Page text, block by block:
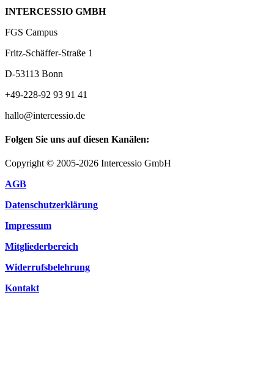
INTERCESSIO GMBH
FGS Campus
Fritz-Schäffer-Straße 1
D-53113 Bonn
+49-228-92 93 91 41
hallo@intercessio.de
Folgen Sie uns auf diesen Kanälen:
Copyright © 2005-2026 Intercessio GmbH
AGB
Datenschutzerklärung
Impressum
Mitgliederbereich
Widerrufsbelehrung
Kontakt